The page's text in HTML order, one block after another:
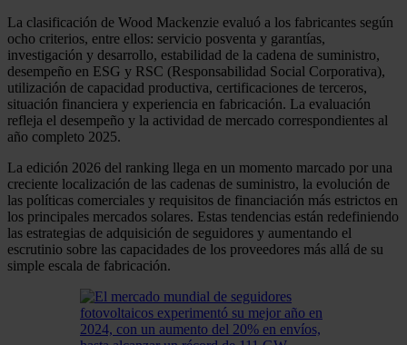
La clasificación de Wood Mackenzie evaluó a los fabricantes según
ocho criterios, entre ellos: servicio posventa y garantías,
investigación y desarrollo, estabilidad de la cadena de suministro,
desempeño en ESG y RSC (Responsabilidad Social Corporativa),
utilización de capacidad productiva, certificaciones de terceros,
situación financiera y experiencia en fabricación. La evaluación
refleja el desempeño y la actividad de mercado correspondientes al
año completo 2025.
La edición 2026 del ranking llega en un momento marcado por una
creciente localización de las cadenas de suministro, la evolución de
las políticas comerciales y requisitos de financiación más estrictos en
los principales mercados solares. Estas tendencias están redefiniendo
las estrategias de adquisición de seguidores y aumentando el
escrutinio sobre las capacidades de los proveedores más allá de su
simple escala de fabricación.